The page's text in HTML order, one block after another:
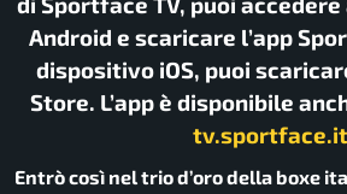
Android e scaricare l’app
dispositivo iOS, puoi
Store. L’app è disponibile
tv.sportface.it
Entrò così nel trio d’oro della boxe